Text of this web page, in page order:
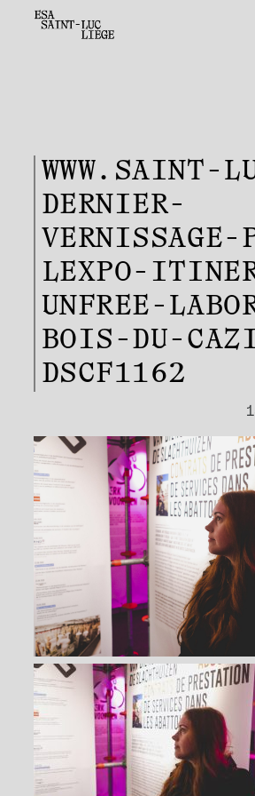
WWW.SAINT-
DERNIER-
VERNISSAGE-
LEXPO-
UNFREE-
BOIS-DU-
DSCF1162